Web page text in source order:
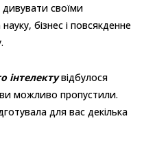
своїми
бізнес і повсякденне
інтелектувідбулося
можливо пропустили.
для вас декілька